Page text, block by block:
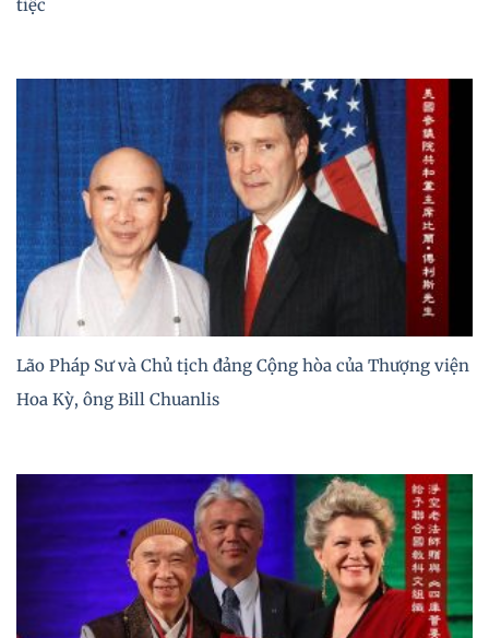
tiệc
Lão Pháp Sư và Chủ tịch đảng Cộng hòa của Thượng viện
Hoa Kỳ, ông Bill Chuanlis